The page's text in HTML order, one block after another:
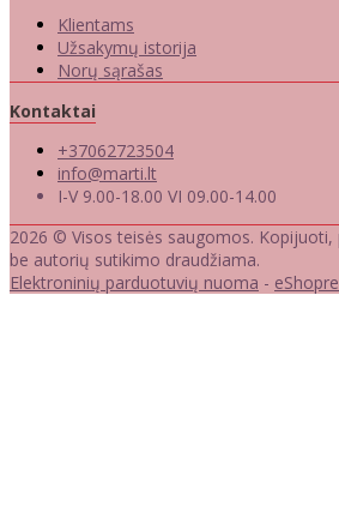
Klientams
Užsakymų istorija
Norų sąrašas
Kontaktai
+37062723504
info@marti.lt
I-V 9.00-18.00 VI 09.00-14.00
2026 © Visos teisės saugomos.
be autorių sutikimo draudžiama.
Elektroninių parduotuvių nuoma -